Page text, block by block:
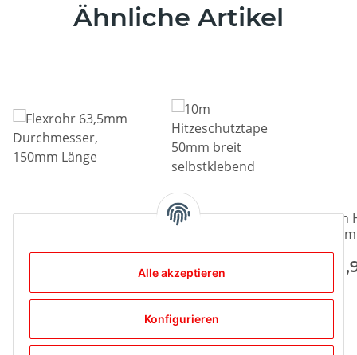
Ähnliche Artikel
Flexrohr 63,5mm
150mm Länge
10m Hitzeschutztape
selbstklebend
59,99 €
5m
Alle akzeptieren
Konfigurieren